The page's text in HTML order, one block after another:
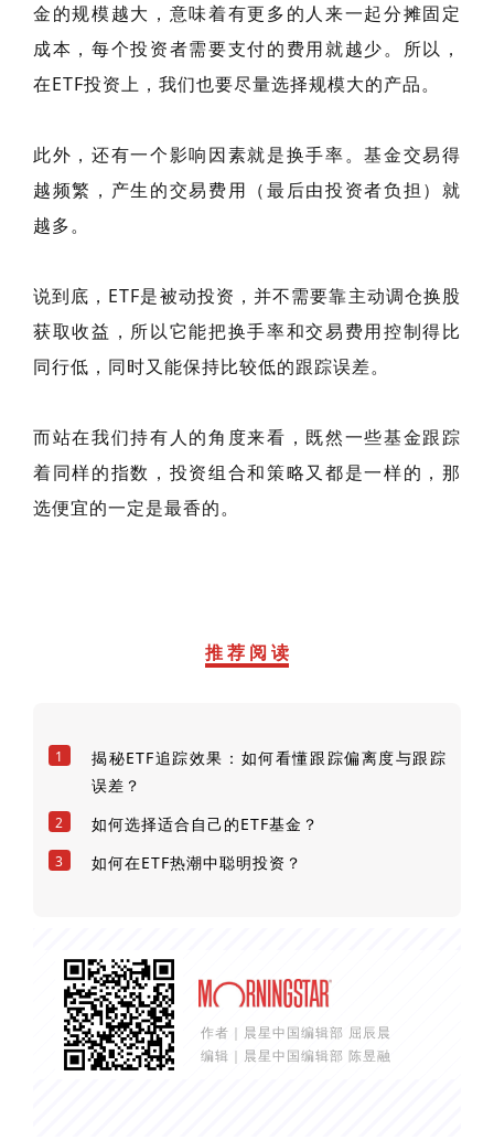
金的规模越大，意味着有更多的人来一起分摊固定
成本，每个投资者需要支付的费用就越少。所以，
在ETF投资上，我们也要尽量选择规模大的产品。
此外，还有一个影响因素就是换手率。基金交易得
越频繁，产生的交易费用（最后由投资者负担）就
越多。
说到底，ETF是被动投资，并不需要靠主动调仓换股
获取收益，所以它能把换手率和交易费用控制得比
同行低，同时又能保持比较低的跟踪误差。
而站在我们持有人的角度来看，既然一些基金跟踪
着同样的指数，投资组合和策略又都是一样的，那
选便宜的一定是最香的。
推 荐 阅 读
1
揭秘ETF追踪效果：如何看懂跟踪偏离度与跟踪
误差？
2 如何选择适合自己的ETF基金？
3 如何在ETF热潮中聪明投资？
作者｜晨星中国编辑部 屈辰晨
编辑｜晨星中国编辑部 陈昱融